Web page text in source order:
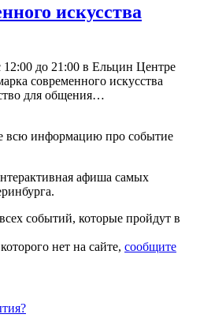
искусства
12:00 до 21:00 в Ельцин Центре
современного искусства
для общения…
всю информацию про событие
афиша самых
событий, которые пройдут в
нет на сайте, сообщите